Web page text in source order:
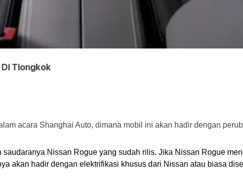
Tiongkok
acara Shanghai Auto, dimana mobil ini akan hadir dengan
Nissan Rogue yang sudah rilis. Jika Nissan Rogue
akan hadir dengan elektrifikasi khusus dari Nissan atau biasa